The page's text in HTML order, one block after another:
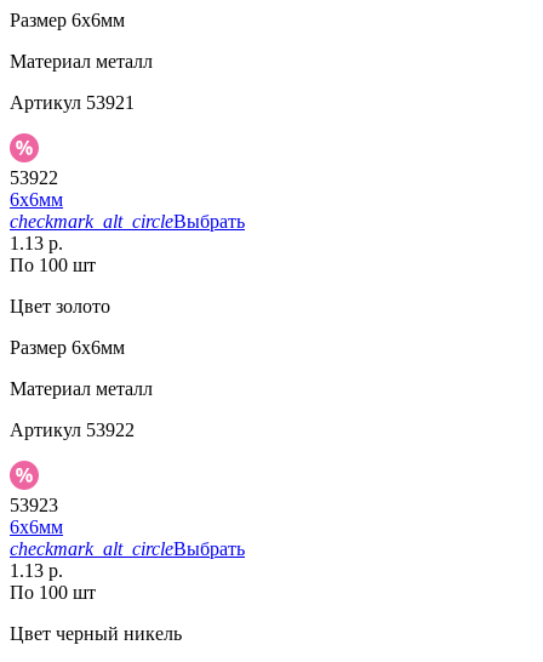
Размер 6х6мм
Материал металл
Артикул 53921
53922
6х6мм
checkmark_alt_circleВыбрать
1.13 р.
По 100 шт
Цвет золото
Размер 6х6мм
Материал металл
Артикул 53922
53923
6х6мм
checkmark_alt_circleВыбрать
1.13 р.
По 100 шт
Цвет черный никель